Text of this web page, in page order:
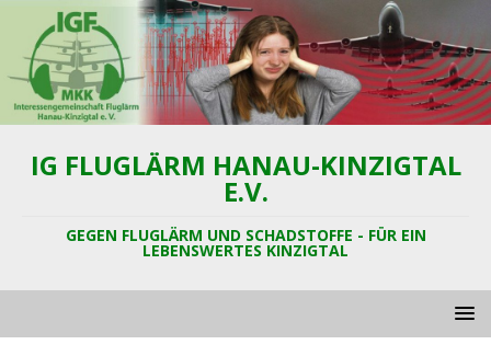
IG FLUGLÄRM HANAU-KINZIGTAL
E.V.
GEGEN FLUGLÄRM UND SCHADSTOFFE - FÜR EIN
LEBENSWERTES KINZIGTAL